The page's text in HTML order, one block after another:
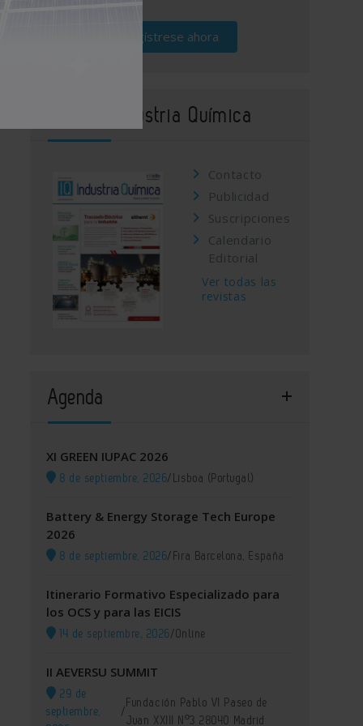
Regístrese ahora
Revista Industria Química
Contacto
Publicidad
Suscripciones
Calendario
Editorial
Ver todas las
revistas
Agenda
XI GREEN IUPAC 2026
8 de septiembre, 2026/Lisboa (Portugal)
Battery & Energy Storage Tech Europe
2026
8 de septiembre, 2026/Fira Barcelona, España
Itinerario Formativo Especializado para
los OCS y para las EICIS
14 de septiembre, 2026/Online
II AEVERSU SUMMIT
29 de
septiembre,
/
Fundación Pablo VI Paseo de
Juan XXIII Nº3 28040 Madrid